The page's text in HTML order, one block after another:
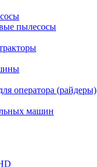
пылесосы
оператора (райдеры)
машин